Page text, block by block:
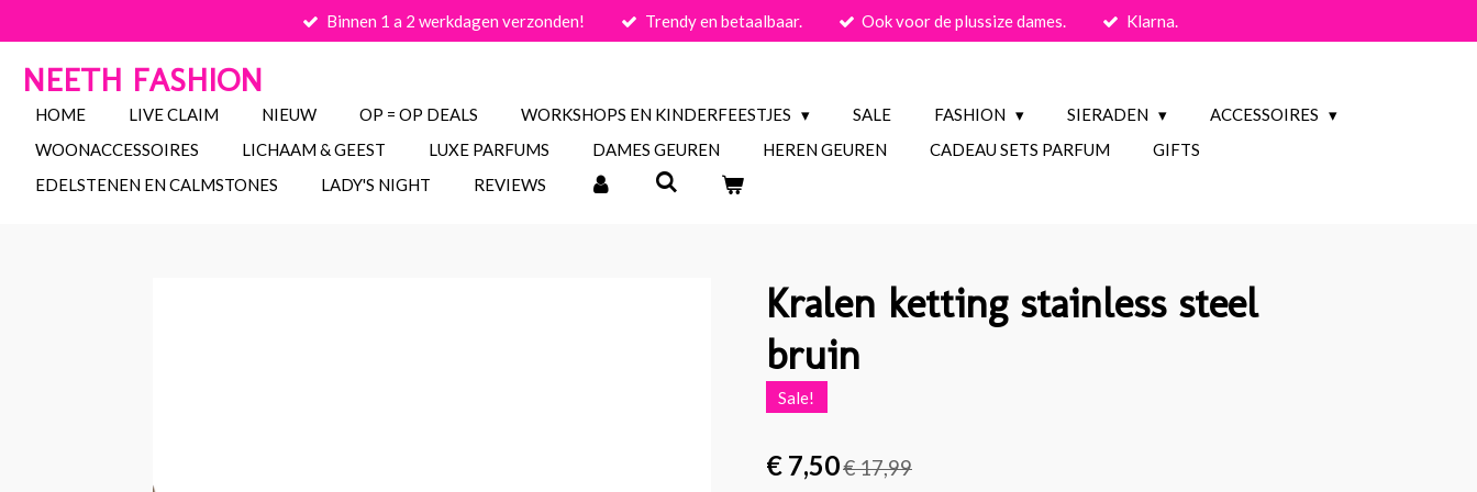
direct
naar
de
hoofdinhoud
Binnen 1 a 2 werkdagen verzonden! Trendy en betaalbaar. Ook voor de plussize dames. Klarna.
NEETH FASHION
HOME LIVE CLAIM NIEUW OP = OP DEALS WORKSHOPS EN KINDERFEESTJES SALE FASHION SIERADEN
ACCESSOIRES
WOONACCESSOIRES
LICHAAM & GEEST LUXE PARFUMS DAMES GEUREN HEREN GEUREN CADEAU SETS PARFUM
GIFTS
EDELSTENEN EN CALMSTONES
LADY'S NIGHT REVIEWS
Kralen ketting stainless steel
bruin
Sale!
€ 7,50€ 17,99